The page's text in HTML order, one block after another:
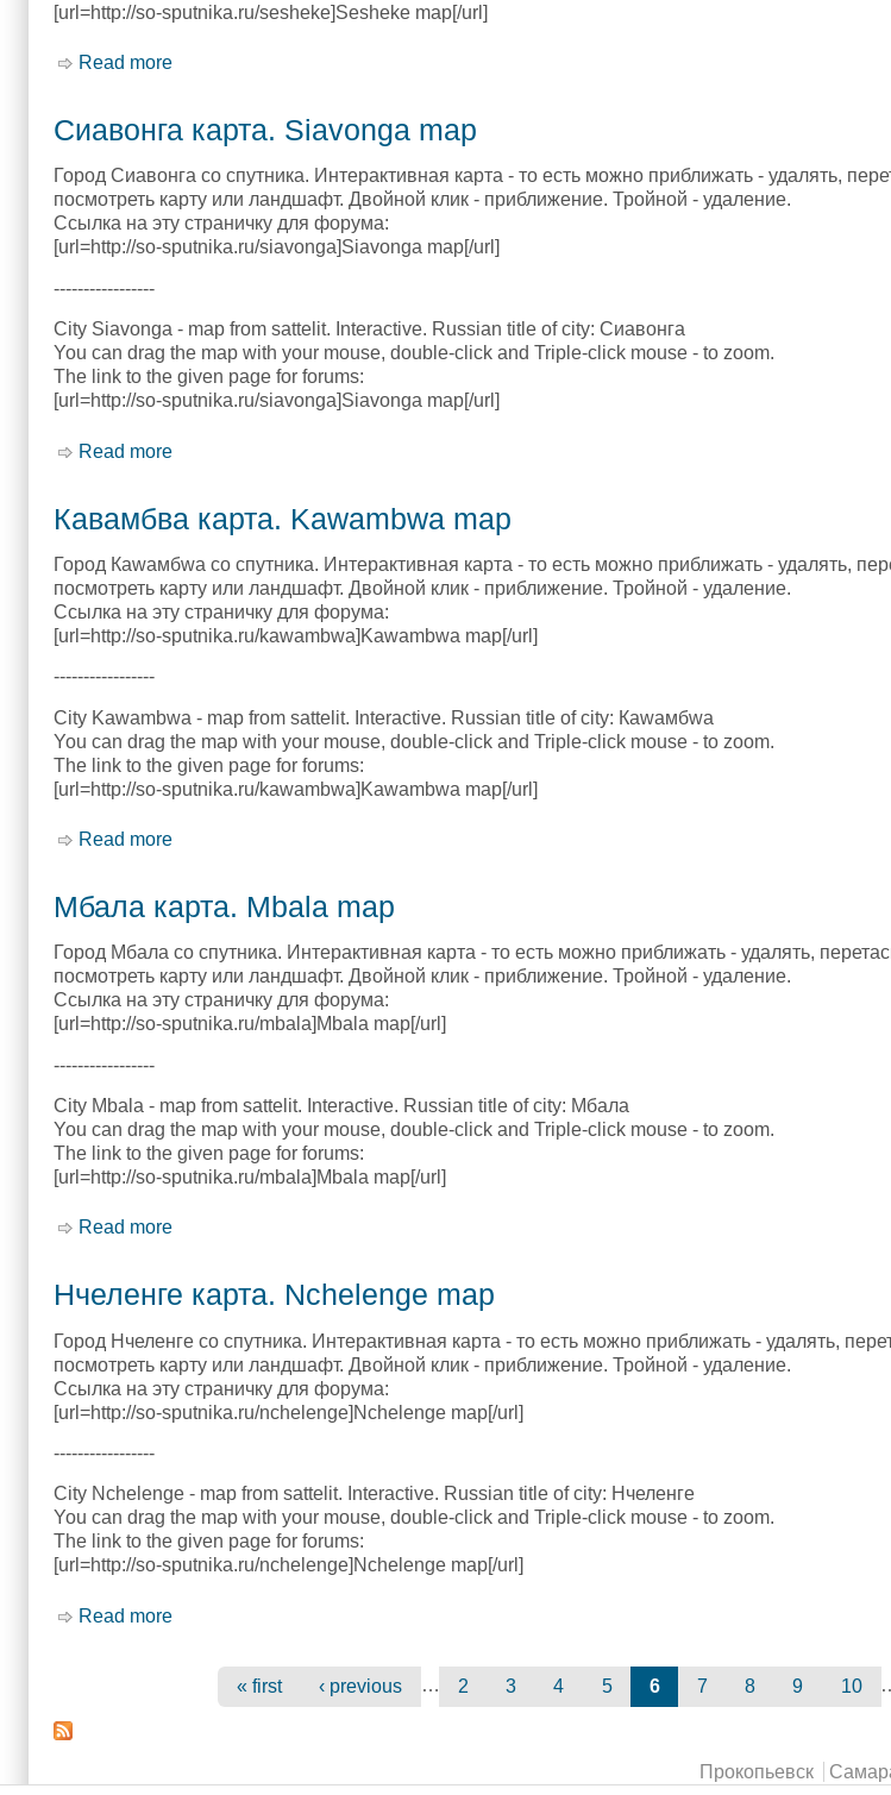
[url=http://so-sputnika.ru/sesheke]Sesheke map[/url]
Read more
Сиавонга карта. Siavonga map
Город Сиавонга со спутника. Интерактивная карта - то есть можно приближать - удалять,
посмотреть карту или ландшафт. Двойной клик - приближение. Тройной - удаление.
Ссылка на эту страничку для форума:
[url=http://so-sputnika.ru/siavonga]Siavonga map[/url]
-----------------
City Siavonga - map from sattelit. Interactive. Russian title of city: Сиавонга
You can drag the map with your mouse, double-click and Triple-click mouse - to zoom.
The link to the given page for forums:
[url=http://so-sputnika.ru/siavonga]Siavonga map[/url]
Read more
Кавамбва карта. Kawambwa map
Город Каwамбwа со спутника. Интерактивная карта - то есть можно приближать - удалять,
посмотреть карту или ландшафт. Двойной клик - приближение. Тройной - удаление.
Ссылка на эту страничку для форума:
[url=http://so-sputnika.ru/kawambwa]Kawambwa map[/url]
-----------------
City Kawambwa - map from sattelit. Interactive. Russian title of city: Каwамбwа
You can drag the map with your mouse, double-click and Triple-click mouse - to zoom.
The link to the given page for forums:
[url=http://so-sputnika.ru/kawambwa]Kawambwa map[/url]
Read more
Мбала карта. Mbala map
Город Мбала со спутника. Интерактивная карта - то есть можно приближать - удалять,
посмотреть карту или ландшафт. Двойной клик - приближение. Тройной - удаление.
Ссылка на эту страничку для форума:
[url=http://so-sputnika.ru/mbala]Mbala map[/url]
-----------------
City Mbala - map from sattelit. Interactive. Russian title of city: Мбала
You can drag the map with your mouse, double-click and Triple-click mouse - to zoom.
The link to the given page for forums:
[url=http://so-sputnika.ru/mbala]Mbala map[/url]
Read more
Нчеленге карта. Nchelenge map
Город Нчеленге со спутника. Интерактивная карта - то есть можно приближать - удалять,
посмотреть карту или ландшафт. Двойной клик - приближение. Тройной - удаление.
Ссылка на эту страничку для форума:
[url=http://so-sputnika.ru/nchelenge]Nchelenge map[/url]
-----------------
City Nchelenge - map from sattelit. Interactive. Russian title of city: Нчеленге
You can drag the map with your mouse, double-click and Triple-click mouse - to zoom.
The link to the given page for forums:
[url=http://so-sputnika.ru/nchelenge]Nchelenge map[/url]
Read more
« first ‹ previous … 2 3 4 5 6 7 8 9 10
Прокопьевск